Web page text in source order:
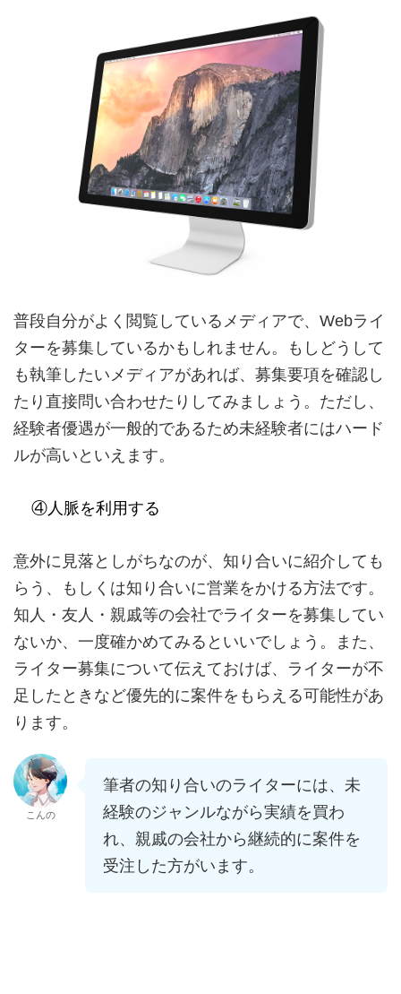
普段自分がよく閲覧しているメディアで、Webライ
ターを募集しているかもしれません。もしどうして
も執筆したいメディアがあれば、募集要項を確認し
たり直接問い合わせたりしてみましょう。ただし、
経験者優遇が一般的であるため未経験者にはハード
ルが高いといえます。
④人脈を利用する
意外に見落としがちなのが、知り合いに紹介しても
らう、もしくは知り合いに営業をかける方法です。
知人・友人・親戚等の会社でライターを募集してい
ないか、一度確かめてみるといいでしょう。また、
ライター募集について伝えておけば、ライターが不
足したときなど優先的に案件をもらえる可能性があ
ります。
こんの
筆者の知り合いのライターには、未
経験のジャンルながら実績を買わ
れ、親戚の会社から継続的に案件を
受注した方がいます。